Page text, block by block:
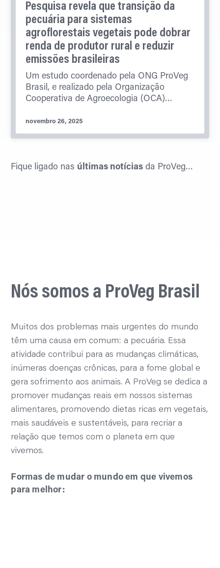
Pesquisa revela que transição da
pecuária para sistemas
agroflorestais vegetais pode dobrar
renda de produtor rural e reduzir
emissões brasileiras
Um estudo coordenado pela ONG ProVeg
Brasil, e realizado pela Organização
Cooperativa de Agroecologia (OCA)…
novembro 26, 2025
Fique ligado nas últimas notícias da ProVeg…
Nós somos a ProVeg Brasil
Muitos dos problemas mais urgentes do mundo
têm uma causa em comum: a pecuária. Essa
atividade contribui para as mudanças climáticas,
inúmeras doenças crônicas, para a fome global e
gera sofrimento aos animais. A ProVeg se dedica a
promover mudanças reais em nossos sistemas
alimentares, promovendo dietas ricas em vegetais,
mais saudáveis e sustentáveis, para recriar a
relação que temos com o planeta em que
vivemos.
Formas de mudar o mundo em que vivemos
para melhor: